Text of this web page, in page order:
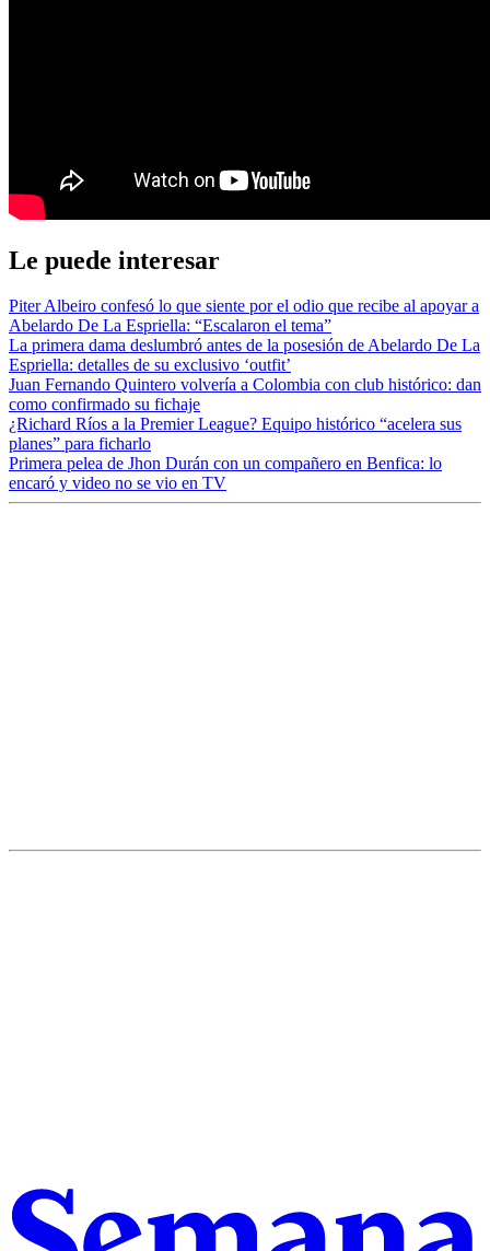
Le puede interesar
Piter Albeiro confesó lo que siente por el odio que recibe al apoyar a
Abelardo De La Espriella: “Escalaron el tema”
La primera dama deslumbró antes de la posesión de Abelardo De La
Espriella: detalles de su exclusivo ‘outfit’
Juan Fernando Quintero volvería a Colombia con club histórico: dan
como confirmado su fichaje
¿Richard Ríos a la Premier League? Equipo histórico “acelera sus
planes” para ficharlo
Primera pelea de Jhon Durán con un compañero en Benfica: lo
encaró y video no se vio en TV